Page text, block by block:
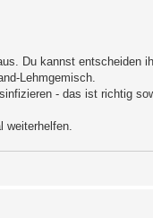
Du kannst entscheiden
Lehmgemisch.
- das ist richtig
weiterhelfen.